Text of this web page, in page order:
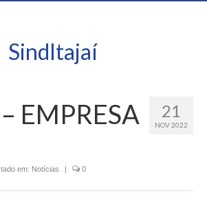
SindItajaí
21
NOV 2022
EMPRESA
em: Notícias | 0